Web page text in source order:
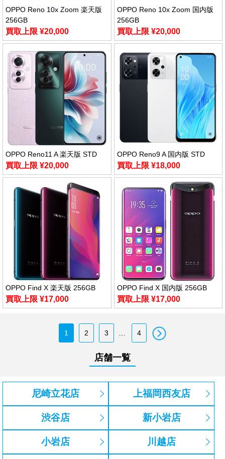
OPPO Reno 10x Zoom 楽天版
256GB
買取上限 ¥20,000
OPPO Reno 10x Zoom 国内版
256GB
買取上限 ¥20,000
OPPO Reno11 A 楽天版 STD
買取上限 ¥20,000
OPPO Reno9 A 国内版 STD
買取上限 ¥18,000
OPPO Find X 楽天版 256GB
買取上限 ¥17,000
OPPO Find X 国内版 256GB
買取上限 ¥17,000
1 2 3 4
店舗一覧
尼崎立花店 上福岡西友店
渋谷店 新小岩店
小岩店 川越店